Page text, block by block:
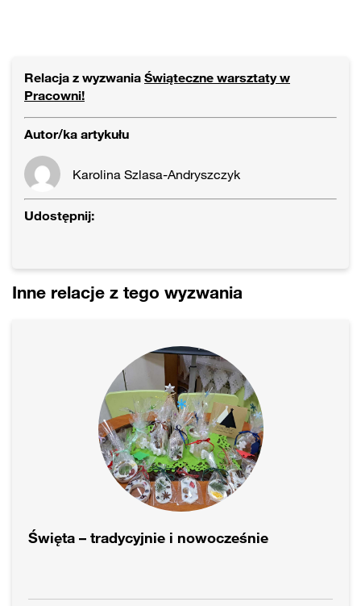
Relacja z wyzwania Świąteczne warsztaty w
Pracowni!
Autor/ka artykułu
Karolina Szlasa-Andryszczyk
Udostępnij:
Inne relacje z tego wyzwania
Święta – tradycyjnie i nowocześnie